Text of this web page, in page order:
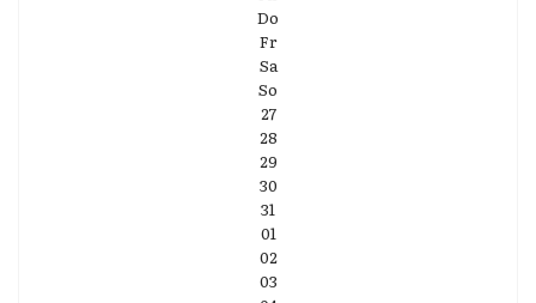
Do
Fr
Sa
So
27
28
29
30
31
01
02
03